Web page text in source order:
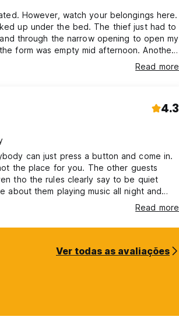
However, watch your belongings here.
up under the bed. The thief just had to
through the narrow opening to open my
form was empty mid afternoon. Another
was there. With this security deficiency,
guests of the possibility of theft. I suspect
Read more
4.3
can just press a button and come in.
the place for you. The other guests
tho the rules clearly say to be quiet
about them playing music all night and
clean. I still give two stars because the
is not bad and it was very cheap.
Read more
Ver todas as avaliações